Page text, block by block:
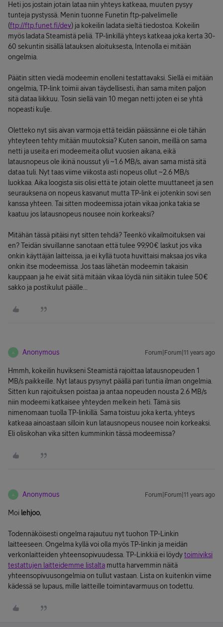
Heti jos jostain jotain lataa niin yhteys katkeaa, muuten pysyy
tunteja pystyssä. Menin tuonne Funetin ftp-palvelimelle
(ftp://ftp.funet.fi/dev) ja kokeilin ladata sieltä tiedostoa. Kokeilin
myös ladata Steamistä peliä. TP-linkillä yhteys katkeaa joka kerta 30-
60 sekuntin sisällä latauksen aloituksesta, Intenolla ei mitään
ongelmia.
Päätin sitten viedä modeemin enolleni testattavaksi. Siellä ei mitään
ongelmia, TP-link toimii aivan täydellisesti, ihan sama miten paljon
sitä dataa liikkuu. Tosin siellä vain 10 megan netti joten ei se yhtä
nopeasti kulje.
Oletteko nyt siis aivan varmoja että teidän päässänne ei ole tähän
yhteyteen tehty mitään muutoksia? Kuten sanoin, meillä on sama
netti ja useita eri modeemeita ollut vuosien aikana, eikä
latausnopeus ole ikinä noussut yli ~1.6 MB/s, aivan sama mistä sitä
dataa tuli. Nyt taas viime viikosta asti nopeus ollut ~2.6 MB/s
luokkaa. Aika loogista siis olisi että te jotain olette muuttaneet ja sen
seurauksena on nopeus kasvanut mutta TP-link ei jotenkin sovi sen
kanssa yhteen. Tai sitten modeemissa jotain vikaa jonka takia se
kaatuu jos latausnopeus nousee noin korkeaksi?
Mitähän tässä pitäisi nyt sitten tehdä? Teenkö vikailmoituksen vai
en? Teidän sivuillanne sanotaan että tulee 99,90€ laskut jos vika
onkin käyttäjän laitteissa, ja ei kyllä tuota huvittaisi maksaa jos vika
onkin itse modeemissa. Jos taas lähetän modeemin takaisin
kauppaan ja he eivät siitä mitään vikaa löydä niin siitäkin tulee 50€
sakko ja postikulut päälle...
A Anonymous Forum|Forum|11 years ago
Hmmh, kokeilin huvikseni Steamistä rajoittaa latausnopeuden 1
MB/s paikkeille. Nyt lataus pysynyt päällä pari tuntia ilman ongelmia.
Sitten kun rajoituksen poistaa ja antaa nopeuden nousta 2.6 MB/s
niin modeemi katkaisee yhteyden melkein heti. Tämä siis
nimenomaan tuolla TP-linkillä. Sama toistuu joka kerta, yhteys
katkeaa ainoastaan silloin kun latausnopeus nousee noin korkeaksi.
Eli olisikohan vika sitten kumminkin tässä modeemissa?
A Anonymous Forum|Forum|11 years ago
Moi lehjoo,
Todennäköisesti ongelma rajautuu nyt tuohon TP-Linkin
laitteeseen. Ongelma kyllä voi olla myös TP-linkin ja meidän
verkonlaitteiden yhteensopivuudessa. TP-Linkkiä ei löydytoimiviksi
testattujen laitteidemme listalta mutta harvemmin näitä
yhteensopivuusongelmia on tullut vastaan. Lista on kuitenkin viime
kädessä se lupaus, mille laitteille toimintavarmuus on todettu.